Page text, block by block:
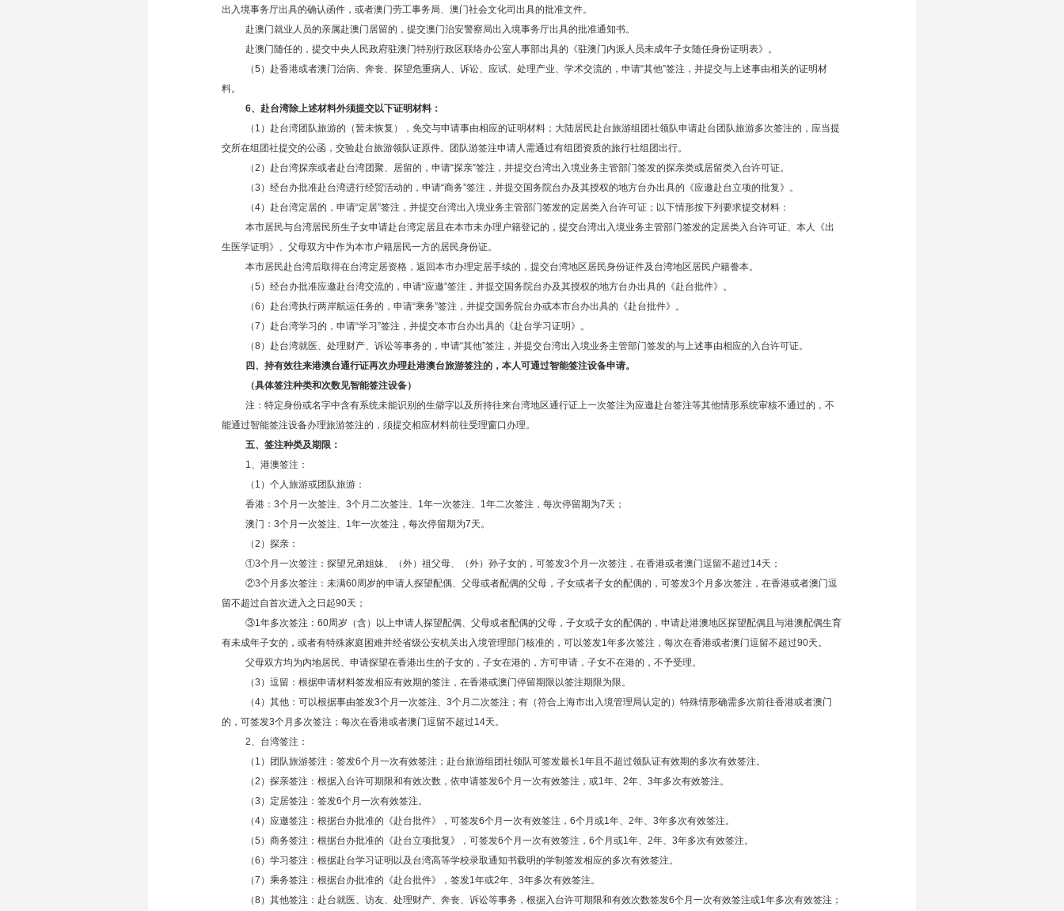
出入境事务厅出具的确认函件，或者澳门劳工事务局、澳门社会文化司出具的批准文件。
赴澳门就业人员的亲属赴澳门居留的，提交澳门治安警察局出入境事务厅出具的批准通知书。
赴澳门随任的，提交中央人民政府驻澳门特别行政区联络办公室人事部出具的《驻澳门内派人员未成年子女随任身份证明表》。
（5）赴香港或者澳门治病、奔丧、探望危重病人、诉讼、应试、处理产业、学术交流的，申请“其他”签注，并提交与上述事由相关的证明材
料。
6、赴台湾除上述材料外须提交以下证明材料：
（1）赴台湾团队旅游的（暂未恢复），免交与申请事由相应的证明材料；大陆居民赴台旅游组团社领队申请赴台团队旅游多次签注的，应当提
交所在组团社提交的公函，交验赴台旅游领队证原件。团队游签注申请人需通过有组团资质的旅行社组团出行。
（2）赴台湾探亲或者赴台湾团聚、居留的，申请“探亲”签注，并提交台湾出入境业务主管部门签发的探亲类或居留类入台许可证。
（3）经台办批准赴台湾进行经贸活动的，申请“商务”签注，并提交国务院台办及其授权的地方台办出具的《应邀赴台立项的批复》。
（4）赴台湾定居的，申请“定居”签注，并提交台湾出入境业务主管部门签发的定居类入台许可证；以下情形按下列要求提交材料：
本市居民与台湾居民所生子女申请赴台湾定居且在本市未办理户籍登记的，提交台湾出入境业务主管部门签发的定居类入台许可证、本人《出
生医学证明》、父母双方中作为本市户籍居民一方的居民身份证。
本市居民赴台湾后取得在台湾定居资格，返回本市办理定居手续的，提交台湾地区居民身份证件及台湾地区居民户籍誊本。
（5）经台办批准应邀赴台湾交流的，申请“应邀”签注，并提交国务院台办及其授权的地方台办出具的《赴台批件》。
（6）赴台湾执行两岸航运任务的，申请“乘务”签注，并提交国务院台办或本市台办出具的《赴台批件》。
（7）赴台湾学习的，申请“学习”签注，并提交本市台办出具的《赴台学习证明》。
（8）赴台湾就医、处理财产、诉讼等事务的，申请“其他”签注，并提交台湾出入境业务主管部门签发的与上述事由相应的入台许可证。
四、持有效往来港澳台通行证再次办理赴港澳台旅游签注的，本人可通过智能签注设备申请。
（具体签注种类和次数见智能签注设备）
注：特定身份或名字中含有系统未能识别的生僻字以及所持往来台湾地区通行证上一次签注为应邀赴台签注等其他情形系统审核不通过的，不
能通过智能签注设备办理旅游签注的，须提交相应材料前往受理窗口办理。
五、签注种类及期限：
1、港澳签注：
（1）个人旅游或团队旅游：
香港：3个月一次签注、3个月二次签注、1年一次签注、1年二次签注，每次停留期为7天；
澳门：3个月一次签注、1年一次签注，每次停留期为7天。
（2）探亲：
①3个月一次签注：探望兄弟姐妹、（外）祖父母、（外）孙子女的，可签发3个月一次签注，在香港或者澳门逗留不超过14天；
②3个月多次签注：未满60周岁的申请人探望配偶、父母或者配偶的父母，子女或者子女的配偶的，可签发3个月多次签注，在香港或者澳门逗
留不超过自首次进入之日起90天；
③1年多次签注：60周岁（含）以上申请人探望配偶、父母或者配偶的父母，子女或子女的配偶的，申请赴港澳地区探望配偶且与港澳配偶生育
有未成年子女的，或者有特殊家庭困难并经省级公安机关出入境管理部门核准的，可以签发1年多次签注，每次在香港或者澳门逗留不超过90天。
父母双方均为内地居民、申请探望在香港出生的子女的，子女在港的，方可申请，子女不在港的，不予受理。
（3）逗留：根据申请材料签发相应有效期的签注，在香港或澳门停留期限以签注期限为限。
（4）其他：可以根据事由签发3个月一次签注、3个月二次签注；有（符合上海市出入境管理局认定的）特殊情形确需多次前往香港或者澳门
的，可签发3个月多次签注；每次在香港或者澳门逗留不超过14天。
2、台湾签注：
（1）团队旅游签注：签发6个月一次有效签注；赴台旅游组团社领队可签发最长1年且不超过领队证有效期的多次有效签注。
（2）探亲签注：根据入台许可期限和有效次数，依申请签发6个月一次有效签注，或1年、2年、3年多次有效签注。
（3）定居签注：签发6个月一次有效签注。
（4）应邀签注：根据台办批准的《赴台批件》，可签发6个月一次有效签注，6个月或1年、2年、3年多次有效签注。
（5）商务签注：根据台办批准的《赴台立项批复》，可签发6个月一次有效签注，6个月或1年、2年、3年多次有效签注。
（6）学习签注：根据赴台学习证明以及台湾高等学校录取通知书载明的学制签发相应的多次有效签注。
（7）乘务签注：根据台办批准的《赴台批件》，签发1年或2年、3年多次有效签注。
（8）其他签注：赴台就医、访友、处理财产、奔丧、诉讼等事务，根据入台许可期限和有效次数签发6个月一次有效签注或1年多次有效签注；